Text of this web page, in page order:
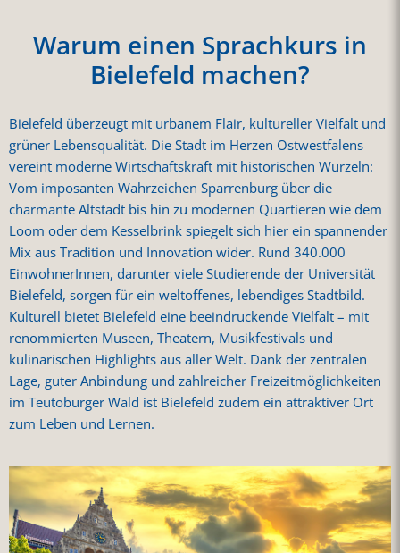
Warum einen Sprachkurs in
Bielefeld machen?
Bielefeld überzeugt mit urbanem Flair, kultureller Vielfalt und
grüner Lebensqualität. Die Stadt im Herzen Ostwestfalens
vereint moderne Wirtschaftskraft mit historischen Wurzeln:
Vom imposanten Wahrzeichen Sparrenburg über die
charmante Altstadt bis hin zu modernen Quartieren wie dem
Loom oder dem Kesselbrink spiegelt sich hier ein spannender
Mix aus Tradition und Innovation wider. Rund 340.000
EinwohnerInnen, darunter viele Studierende der Universität
Bielefeld, sorgen für ein weltoffenes, lebendiges Stadtbild.
Kulturell bietet Bielefeld eine beeindruckende Vielfalt – mit
renommierten Museen, Theatern, Musikfestivals und
kulinarischen Highlights aus aller Welt. Dank der zentralen
Lage, guter Anbindung und zahlreicher Freizeitmöglichkeiten
im Teutoburger Wald ist Bielefeld zudem ein attraktiver Ort
zum Leben und Lernen.